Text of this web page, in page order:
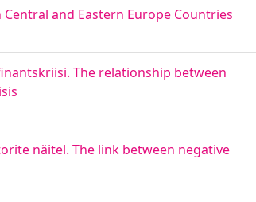
and Eastern Europe Countries
The relationship between
näitel. The link between negative